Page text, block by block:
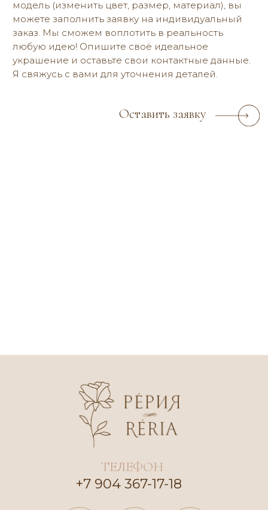
2019-2026 © reria.ru
РАЗРАБОТКА САЙТА
Блог
Договор оферты
Политика конфиденциальности